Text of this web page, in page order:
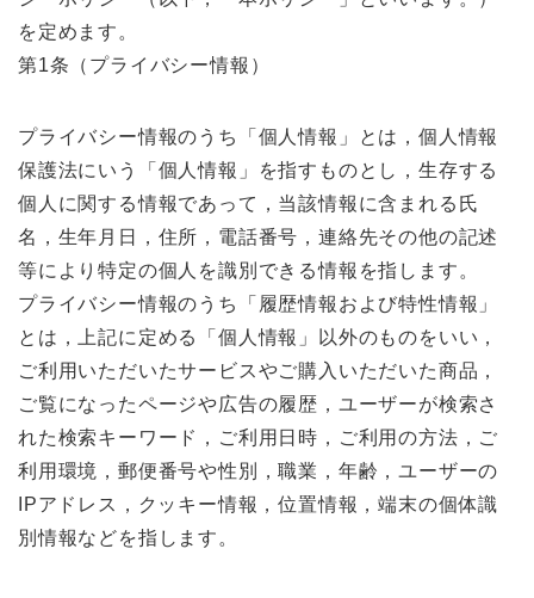
を定めます。
第1条（プライバシー情報）
プライバシー情報のうち「個人情報」とは，個人情報
保護法にいう「個人情報」を指すものとし，生存する
個人に関する情報であって，当該情報に含まれる氏
名，生年月日，住所，電話番号，連絡先その他の記述
等により特定の個人を識別できる情報を指します。
プライバシー情報のうち「履歴情報および特性情報」
とは，上記に定める「個人情報」以外のものをいい，
ご利用いただいたサービスやご購入いただいた商品，
ご覧になったページや広告の履歴，ユーザーが検索さ
れた検索キーワード，ご利用日時，ご利用の方法，ご
利用環境，郵便番号や性別，職業，年齢，ユーザーの
IPアドレス，クッキー情報，位置情報，端末の個体識
別情報などを指します。